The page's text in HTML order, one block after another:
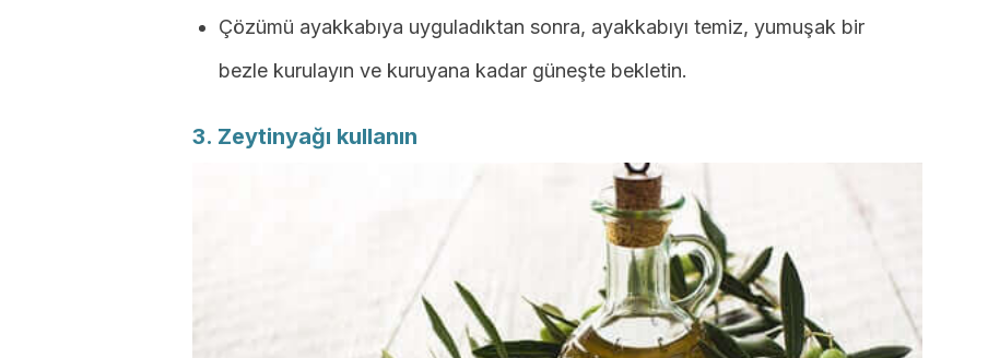
Çözümü ayakkabıya uyguladıktan sonra, ayakkabıyı temiz, yumuşak bir
bezle kurulayın ve kuruyana kadar güneşte bekletin.
3. Zeytinyağı kullanın